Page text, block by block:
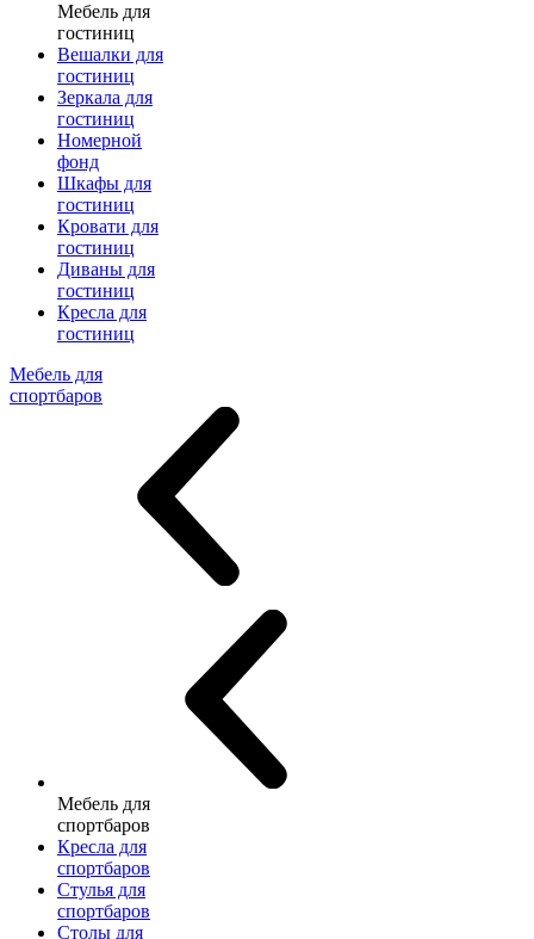
Мебель для
гостиниц
Вешалки для
гостиниц
Зеркала для
гостиниц
Номерной
фонд
Шкафы для
гостиниц
Кровати для
гостиниц
Диваны для
гостиниц
Кресла для
гостиниц
Мебель для
спортбаров
Мебель для
спортбаров
Кресла для
спортбаров
Стулья для
спортбаров
Столы для